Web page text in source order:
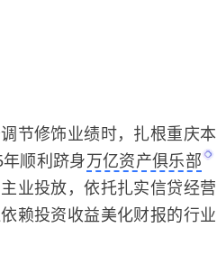
节修饰业绩时，扎根重庆本
顺利跻身万亿资产俱乐部
业投放，依托扎实信贷经营
赖投资收益美化财报的行业